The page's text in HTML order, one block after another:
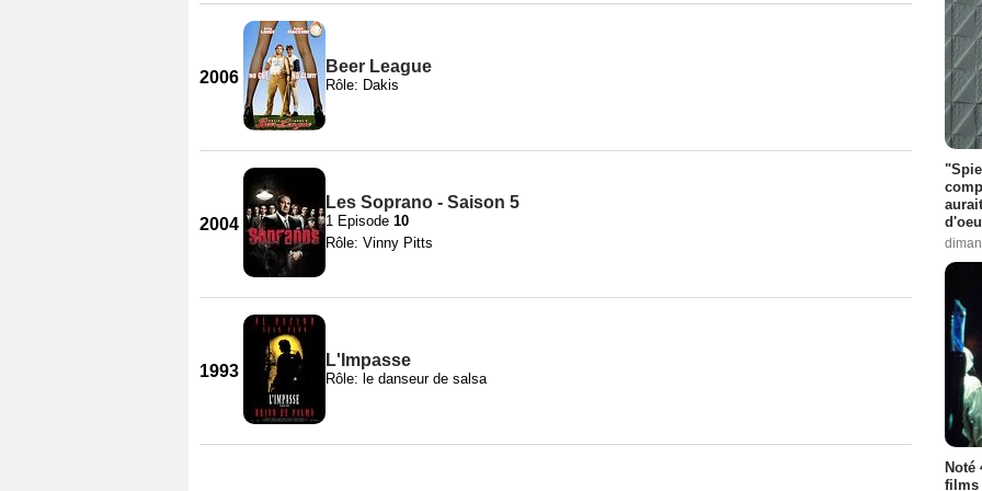
2006
Beer League
Rôle: Dakis
2004
Les Soprano - Saison 5
1 Episode 10
Rôle: Vinny Pitts
1993
L'Impasse
Rôle: le danseur de salsa
Noté
films